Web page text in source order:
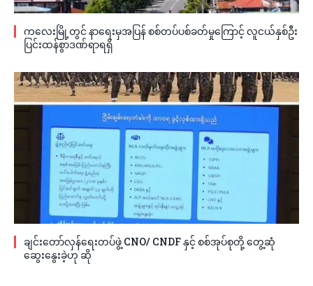
ကလေးမြို့တွင် နာရေးမှအပြန် စစ်တပ်ပစ်ခတ်မှုကြောင့် လူငယ်နှစ်ဦး
ပြင်းထန်စွာဒဏ်ရာရရှိ
ချင်းတော်လှန်ရေးတပ်ဖွဲ့ CNO/ CNDF နှင့် စစ်အုပ်စုတို့ တွေ့ဆုံ
ဆွေးနွေးခဲ့ဟု ဆို